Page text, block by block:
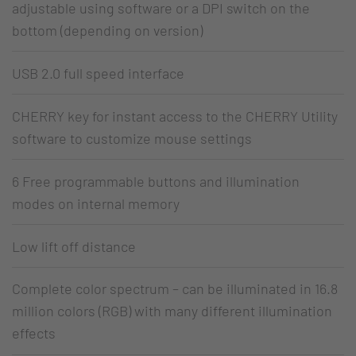
adjustable using software or a DPI switch on the
bottom (depending on version)
USB 2.0 full speed interface
CHERRY key for instant access to the CHERRY Utility
software to customize mouse settings
6 Free programmable buttons and illumination
modes on internal memory
Low lift off distance
Complete color spectrum – can be illuminated in 16.8
million colors (RGB) with many different illumination
effects